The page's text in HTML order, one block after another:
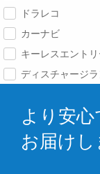
ドラレコ
カーナビ
キーレスエント
ディスチャージ
より安
お届けし